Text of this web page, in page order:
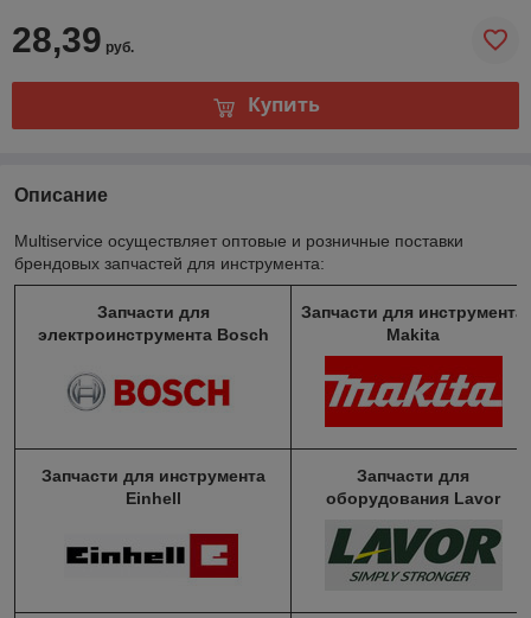
28,39 руб.
Купить
Описание
Multiservice осуществляет оптовые и розничные поставки
брендовых запчастей для инструмента:
Запчасти для
электроинструмента Bosch
Запчасти для инструмента
Makita
Запчасти для инструмента
Einhell
Запчасти для
оборудования Lavor